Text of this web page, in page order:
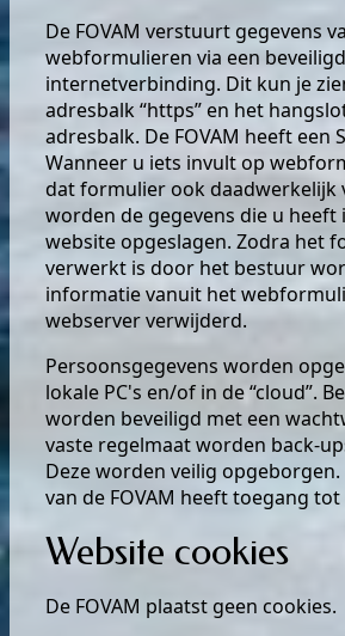
De FOVAM verstuurt gegevens
webformulieren via een
internetverbinding. Dit kun je
adresbalk “https” en het
adresbalk. De FOVAM heeft een
Wanneer u iets invult op
dat formulier ook daadwerkelijk
worden de gegevens die u heeft
website opgeslagen. Zodra het
verwerkt is door het bestuur
informatie vanuit het
webserver verwijderd.
Persoonsgegevens worden
lokale PC's en/of in de “cloud”.
worden beveiligd met een
vaste regelmaat worden back-
Deze worden veilig
van de FOVAM heeft toegang
Website cookies
De FOVAM plaatst geen cookies.